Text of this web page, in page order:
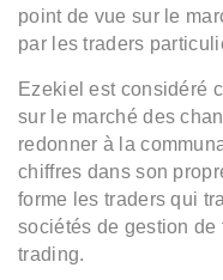
point de vue sur le
par les traders
Ezekiel est considéré
sur le marché des
redonner à la
chiffres dans son
forme les traders qui
sociétés de gestion
trading.